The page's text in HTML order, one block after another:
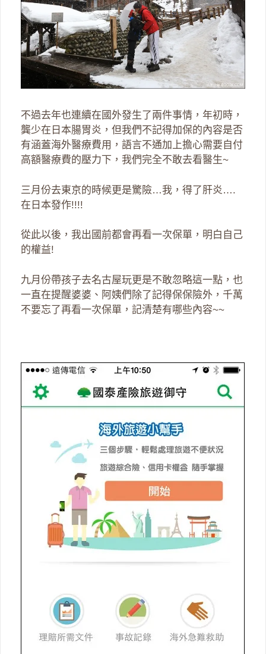
不過去年也連續在國外發生了兩件事情，年初時，
龔少在日本腸胃炎，但我們不記得加保的內容是否
有涵蓋海外醫療費用，語言不通加上擔心需要自付
高額醫療費的壓力下，我們完全不敢去看醫生~
三月份去東京的時候更是驚險…我，得了肝炎….
在日本發作!!!!
從此以後，我出國前都會再看一次保單，明白自己
的權益!
九月份帶孩子去名古屋玩更是不敢忽略這一點，也
一直在提醒婆婆、阿姨們除了記得保保險外，千萬
不要忘了再看一次保單，記清楚有哪些內容~~